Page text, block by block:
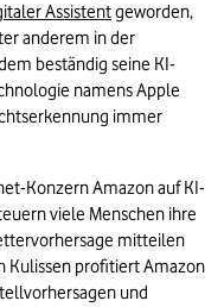
Assistent geworden,
anderem in der
beständig seine KI-
namens Apple
immer
Konzern Amazon auf KI-
viele Menschen ihre
mitteilen
Kulissen profitiert Amazon
und